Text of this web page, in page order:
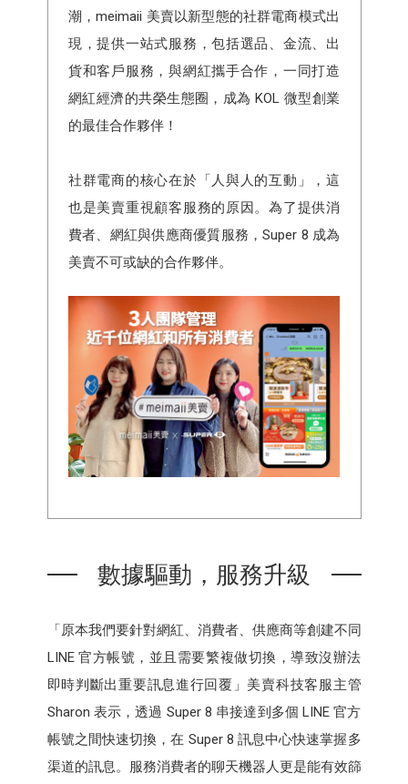
潮，meimaii 美賣以新型態的社群電商模式出
現，提供一站式服務，包括選品、金流、出
貨和客戶服務，與網紅攜手合作，一同打造
網紅經濟的共榮生態圈，成為 KOL 微型創業
的最佳合作夥伴！
社群電商的核心在於「人與人的互動」，這
也是美賣重視顧客服務的原因。為了提供消
費者、網紅與供應商優質服務，Super 8 成為
美賣不可或缺的合作夥伴。
數據驅動，服務升級
「原本我們要針對網紅、消費者、供應商等創建不同
LINE 官方帳號，並且需要繁複做切換，導致沒辦法
即時判斷出重要訊息進行回覆」美賣科技客服主管
Sharon 表示，透過 Super 8 串接達到多個 LINE 官方
帳號之間快速切換，在 Super 8 訊息中心快速掌握多
渠道的訊息。服務消費者的聊天機器人更是能有效篩